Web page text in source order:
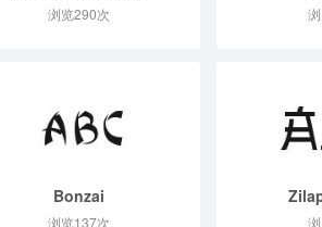
浏览290次
Bonzai
浏览137次